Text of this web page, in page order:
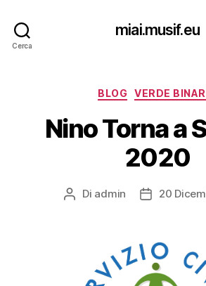
Cerca
miai.musif.eu
BLOG VERDE
Nino Torna a
2020
Autore
Di admin
Data
20